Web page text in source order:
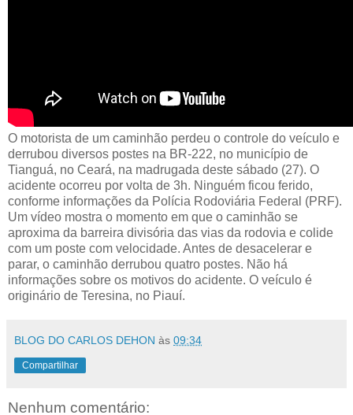
O motorista de um caminhão perdeu o controle do veículo e
derrubou diversos postes na BR-222, no município de
Tianguá, no Ceará, na madrugada deste sábado (27). O
acidente ocorreu por volta de 3h. Ninguém ficou ferido,
conforme informações da Polícia Rodoviária Federal (PRF).
Um vídeo mostra o momento em que o caminhão se
aproxima da barreira divisória das vias da rodovia e colide
com um poste com velocidade. Antes de desacelerar e
parar, o caminhão derrubou quatro postes. Não há
informações sobre os motivos do acidente. O veículo é
originário de Teresina, no Piauí.
BLOG DO CARLOS DEHON às 09:34
Compartilhar
Nenhum comentário: